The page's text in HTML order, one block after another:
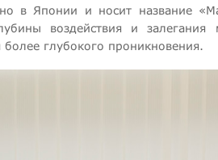
в Японии и носит название
воздействия и залегания
глубокого проникновения.